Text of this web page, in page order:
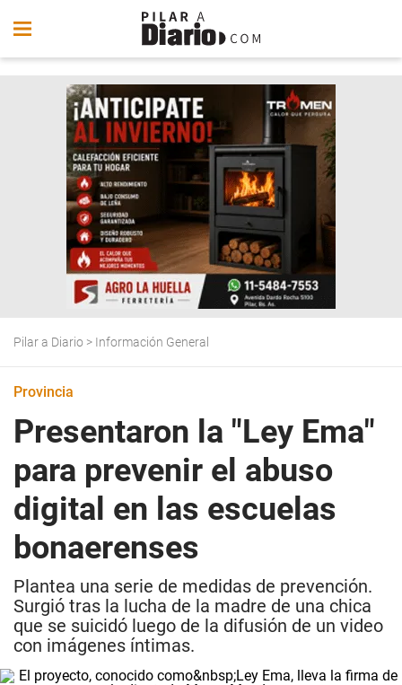
Pilar a Diario > Información General
Provincia
Presentaron la "Ley Ema"
para prevenir el abuso
digital en las escuelas
bonaerenses
Plantea una serie de medidas de prevención.
Surgió tras la lucha de la madre de una chica
que se suicidó luego de la difusión de un video
con imágenes íntimas.